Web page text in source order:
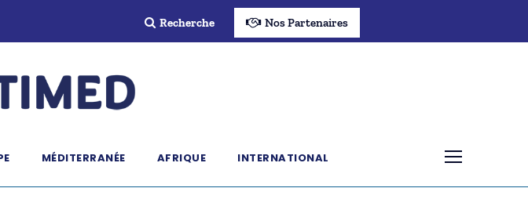
Recherche Nos Partenaires
MÉDITERRANÉE AFRIQUE INTERNATIONAL